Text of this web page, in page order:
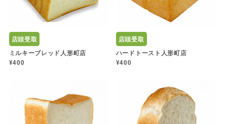
店頭受取
ミルキーブレッド人形町店
¥400
店頭受取
ハードトースト人形町店
¥400